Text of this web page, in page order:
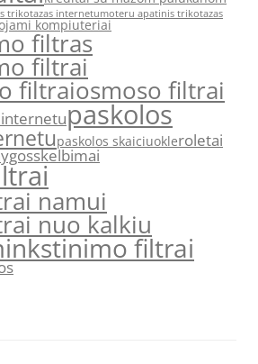
trikotazas internetumoteru apatinis trikotazas
kompiuteriai
filtras
filtrai
filtraiosmoso filtrai
paskolos
paskolos skaiciuokleroletai
skelbimai
namui
nuo kalkiu
filtrai